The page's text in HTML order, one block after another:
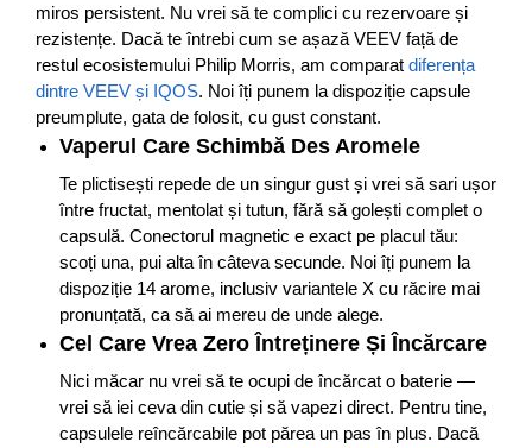
miros persistent. Nu vrei să te complici cu rezervoare și
rezistențe. Dacă te întrebi cum se așază VEEV față de
restul ecosistemului Philip Morris, am comparat diferența
dintre VEEV și IQOS. Noi îți punem la dispoziție capsule
preumplute, gata de folosit, cu gust constant.
Vaperul Care Schimbă Des Aromele
Te plictisești repede de un singur gust și vrei să sari ușor
între fructat, mentolat și tutun, fără să golești complet o
capsulă. Conectorul magnetic e exact pe placul tău:
scoți una, pui alta în câteva secunde. Noi îți punem la
dispoziție 14 arome, inclusiv variantele X cu răcire mai
pronunțată, ca să ai mereu de unde alege.
Cel Care Vrea Zero Întreținere Și Încărcare
Nici măcar nu vrei să te ocupi de încărcat o baterie —
vrei să iei ceva din cutie și să vapezi direct. Pentru tine,
capsulele reîncărcabile pot părea un pas în plus. Dacă